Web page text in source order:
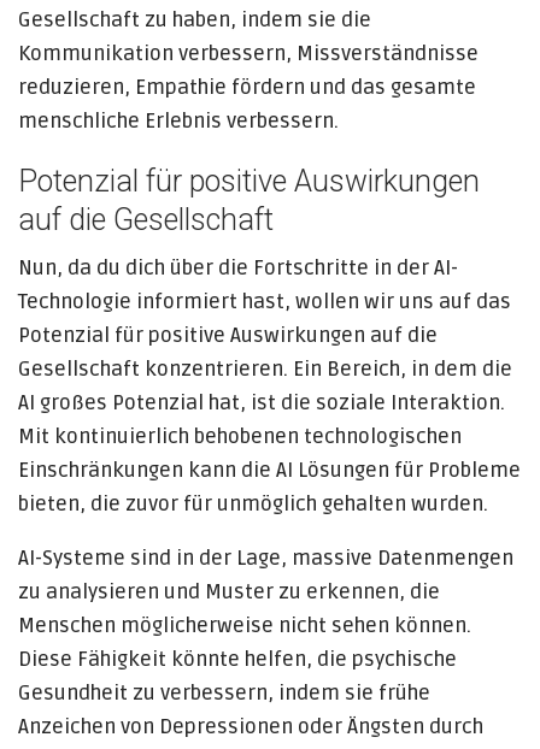
Gesellschaft zu haben, indem sie die
Kommunikation verbessern, Missverständnisse
reduzieren, Empathie fördern und das gesamte
menschliche Erlebnis verbessern.
Potenzial für positive Auswirkungen
auf die Gesellschaft
Nun, da du dich über die Fortschritte in der AI-
Technologie informiert hast, wollen wir uns auf das
Potenzial für positive Auswirkungen auf die
Gesellschaft konzentrieren. Ein Bereich, in dem die
AI großes Potenzial hat, ist die soziale Interaktion.
Mit kontinuierlich behobenen technologischen
Einschränkungen kann die AI Lösungen für Probleme
bieten, die zuvor für unmöglich gehalten wurden.
AI-Systeme sind in der Lage, massive Datenmengen
zu analysieren und Muster zu erkennen, die
Menschen möglicherweise nicht sehen können.
Diese Fähigkeit könnte helfen, die psychische
Gesundheit zu verbessern, indem sie frühe
Anzeichen von Depressionen oder Ängsten durch